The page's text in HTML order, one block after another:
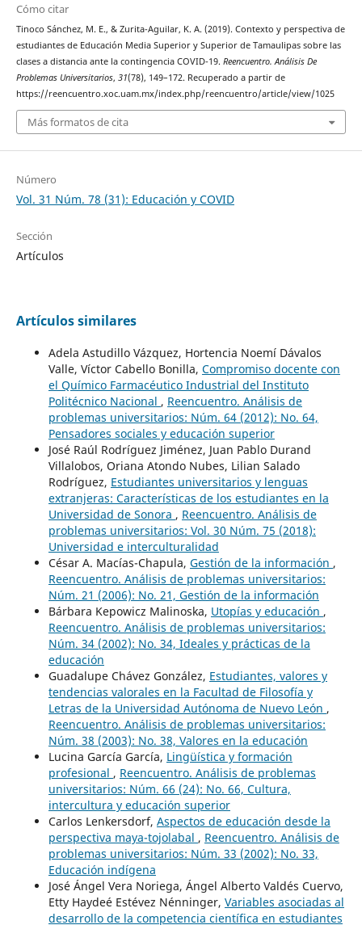
Cómo citar
Tinoco Sánchez, M. E., & Zurita-Aguilar, K. A. (2019). Contexto y perspectiva de
estudiantes de Educación Media Superior y Superior de Tamaulipas sobre las
clases a distancia ante la contingencia COVID-19. Reencuentro. Análisis De
Problemas Universitarios, 31(78), 149–172. Recuperado a partir de
https://reencuentro.xoc.uam.mx/index.php/reencuentro/article/view/1025
Más formatos de cita
Número
Vol. 31 Núm. 78 (31): Educación y COVID
Sección
Artículos
Artículos similares
Adela Astudillo Vázquez, Hortencia Noemí Dávalos
Valle, Víctor Cabello Bonilla, Compromiso docente con
el Químico Farmacéutico Industrial del Instituto
Politécnico Nacional , Reencuentro. Análisis de
problemas universitarios: Núm. 64 (2012): No. 64,
Pensadores sociales y educación superior
José Raúl Rodríguez Jiménez, Juan Pablo Durand
Villalobos, Oriana Atondo Nubes, Lilian Salado
Rodríguez, Estudiantes universitarios y lenguas
extranjeras: Características de los estudiantes en la
Universidad de Sonora , Reencuentro. Análisis de
problemas universitarios: Vol. 30 Núm. 75 (2018):
Universidad e interculturalidad
César A. Macías-Chapula, Gestión de la información ,
Reencuentro. Análisis de problemas universitarios:
Núm. 21 (2006): No. 21, Gestión de la información
Bárbara Kepowicz Malinoska, Utopías y educación ,
Reencuentro. Análisis de problemas universitarios:
Núm. 34 (2002): No. 34, Ideales y prácticas de la
educación
Guadalupe Chávez González, Estudiantes, valores y
tendencias valorales en la Facultad de Filosofía y
Letras de la Universidad Autónoma de Nuevo León ,
Reencuentro. Análisis de problemas universitarios:
Núm. 38 (2003): No. 38, Valores en la educación
Lucina García García, Lingüística y formación
profesional , Reencuentro. Análisis de problemas
universitarios: Núm. 66 (24): No. 66, Cultura,
intercultura y educación superior
Carlos Lenkersdorf, Aspectos de educación desde la
perspectiva maya-tojolabal , Reencuentro. Análisis de
problemas universitarios: Núm. 33 (2002): No. 33,
Educación indígena
José Ángel Vera Noriega, Ángel Alberto Valdés Cuervo,
Etty Haydeé Estévez Nénninger, Variables asociadas al
desarrollo de la competencia científica en estudiantes